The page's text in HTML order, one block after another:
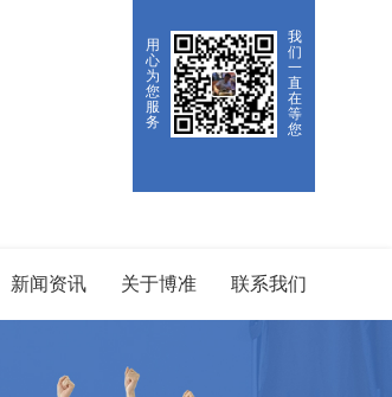
用
心
为
您
服
务
我
们
一
直
在
等
您
新闻资讯 关于博准 联系我们